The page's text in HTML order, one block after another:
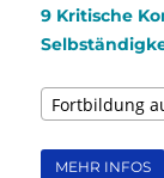
9 Kritische
Fortbildung
MEHR INFOS